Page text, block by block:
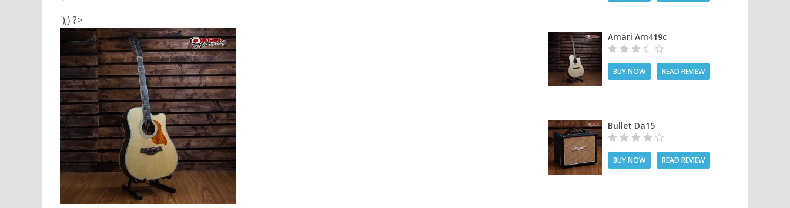
');} ?>
Amari Am419c
BUY NOW READ REVIEW
Bullet Da15
BUY NOW READ REVIEW